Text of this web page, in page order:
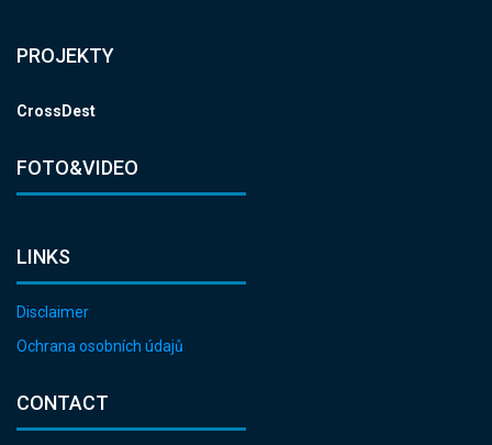
PROJEKTY
CrossDest
FOTO&VIDEO
LINKS
Disclaimer
Ochrana osobních údajů
CONTACT